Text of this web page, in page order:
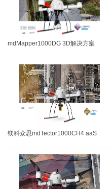
mdMapper1000DG 3D解决方案
镁科众思mdTector1000CH4 aaS